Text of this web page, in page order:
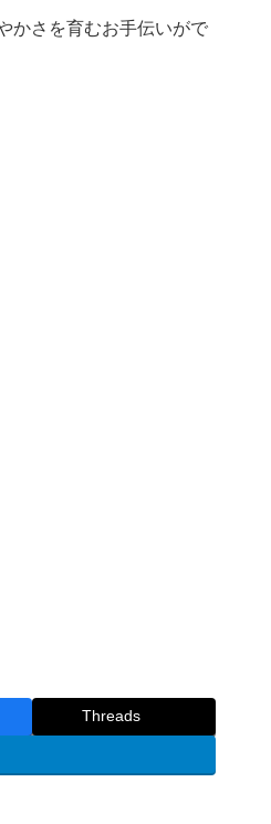
かさを育むお手伝いがで
Threads